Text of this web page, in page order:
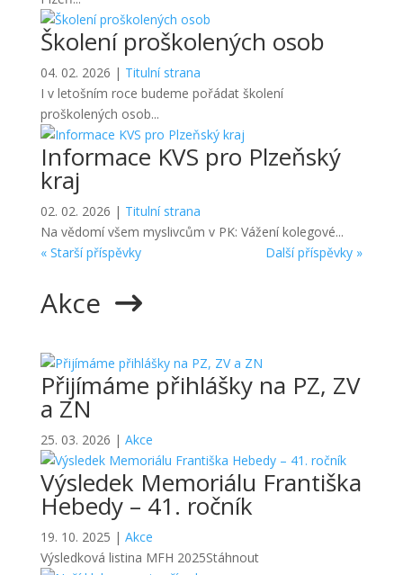
Školení proškolených osob
04. 02. 2026 | Titulní strana
I v letošním roce budeme pořádat školení
proškolených osob...
Informace KVS pro Plzeňský
kraj
02. 02. 2026 | Titulní strana
Na vědomí všem myslivcům v PK: Vážení kolegové...
« Starší příspěvky
Další příspěvky »
Akce
Přijímáme přihlášky na PZ, ZV
a ZN
25. 03. 2026 | Akce
Výsledek Memoriálu Františka
Hebedy – 41. ročník
19. 10. 2025 | Akce
Výsledková listina MFH 2025Stáhnout